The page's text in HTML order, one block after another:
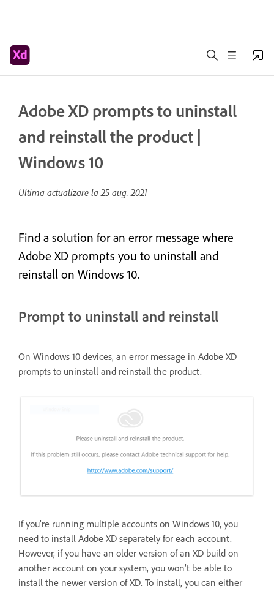
Adobe XD prompts to uninstall
and reinstall the product |
Windows 10
Ultima actualizare la25 aug. 2021
Find a solution for an error message where
Adobe XD prompts you to uninstall and
reinstall on Windows 10.
Prompt to uninstall and reinstall
On Windows 10 devices, an error message in Adobe XD
prompts to uninstall and reinstall the product.
If you’re running multiple accounts on Windows 10, you
need to install Adobe XD separately for each account.
However, if you have an older version of an XD build on
another account on your system, you won’t be able to
install the newer version of XD. To install, you can either